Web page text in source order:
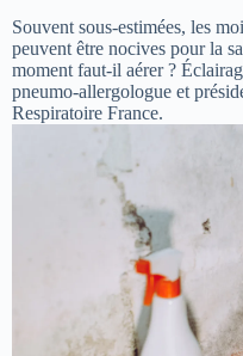
Souvent sous-estimées, les
peuvent être nocives pour la
moment faut-il aérer ?
pneumo-allergologue et
Respiratoire France.